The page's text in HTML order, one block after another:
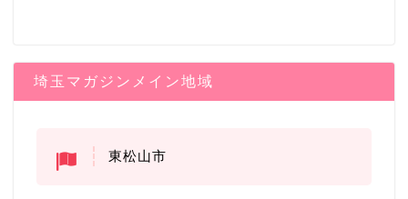
埼玉マガジンメイン地域
東松山市